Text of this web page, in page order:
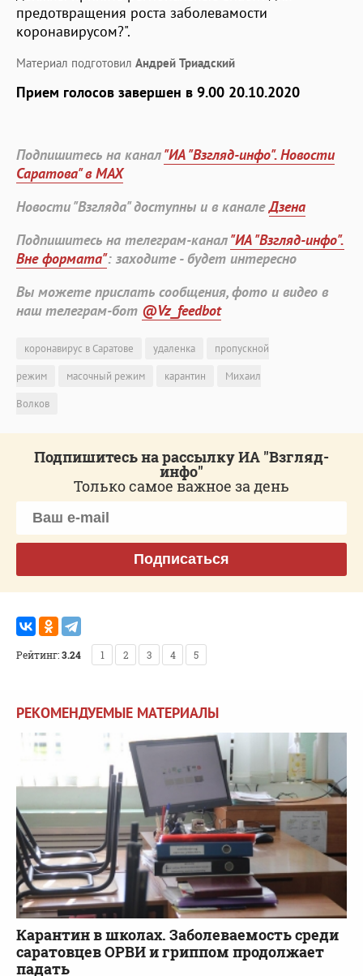
предотвращения роста заболевамости
коронавирусом?".
Материал подготовил Андрей Триадский
Прием голосов завершен в 9.00 20.10.2020
Подпишитесь на канал"ИА "Взгляд-инфо". Новости
Саратова" в MAX
Новости "Взгляда" доступны и в каналеДзена
Подпишитесь на телеграм-канал"ИА "Взгляд-инфо".
Вне формата": заходите - будет интересно
Вы можете прислать сообщения, фото и видео в
наш телеграм-бот @Vz_feedbot
коронавирус в Саратове удаленка
пропускной
режим
масочный режим карантин
Михаил
Волков
Подпишитесь на рассылку ИА "Взгляд-
инфо"
Только самое важное за день
Подписаться
Рейтинг:3.24 1 2 3 4 5
РЕКОМЕНДУЕМЫЕ МАТЕРИАЛЫ
Карантин в школах. Заболеваемость среди
саратовцев ОРВИ и гриппом продолжает
падать